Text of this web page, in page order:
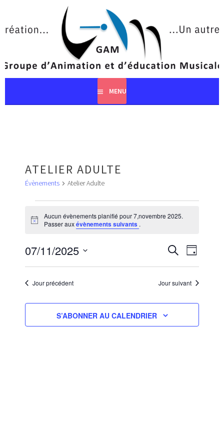
contenu
MENU
ATELIER ADULTE
Évènements Atelier Adulte
ÉVÈNEMENTS
FOR
7,NOVEMBRE
Notice
Aucun évènements planifié pour 7,novembre 2025.
Passer auxévènements suivants .
RECHERCHE
NAVIGATION
DE
RECHERCHE
DE
VUES
JOUR
07/11/2025
Sélectionnez
date.
Jour précédent Jour suivant
S’ABONNER AU CALENDRIER